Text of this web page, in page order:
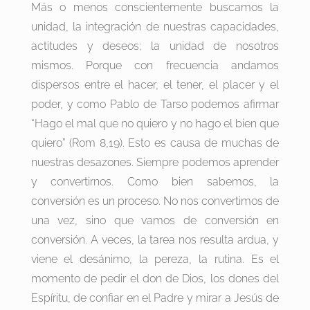
Más o menos conscientemente buscamos la
unidad, la integración de nuestras capacidades,
actitudes y deseos; la unidad de nosotros
mismos. Porque con frecuencia andamos
dispersos entre el hacer, el tener, el placer y el
poder, y como Pablo de Tarso podemos afirmar
“Hago el mal que no quiero y no hago el bien que
quiero” (Rom 8,19). Esto es causa de muchas de
nuestras desazones. Siempre podemos aprender
y convertirnos. Como bien sabemos, la
conversión es un proceso. No nos convertimos de
una vez, sino que vamos de conversión en
conversión. A veces, la tarea nos resulta ardua, y
viene el desánimo, la pereza, la rutina. Es el
momento de pedir el don de Dios, los dones del
Espíritu, de confiar en el Padre y mirar a Jesús de